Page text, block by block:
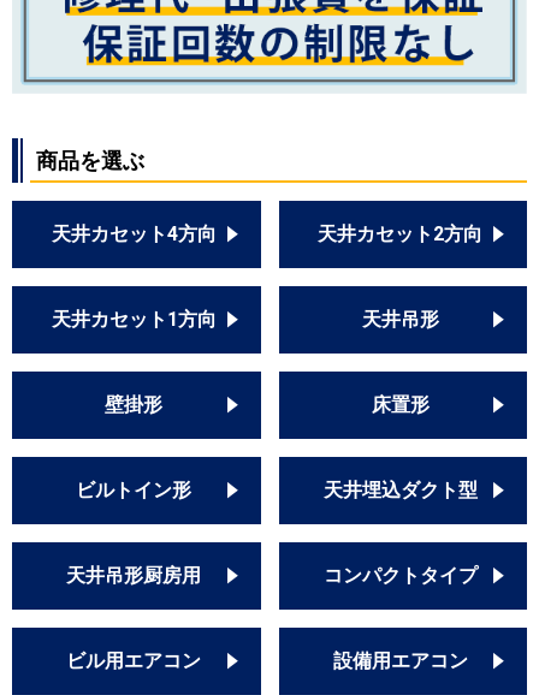
商品を選ぶ
天井カセット4方向 天井カセット2方向
天井カセット1方向 天井吊形
壁掛形 床置形
ビルトイン形 天井埋込ダクト型
天井吊形厨房用 コンパクトタイプ
ビル用エアコン 設備用エアコン